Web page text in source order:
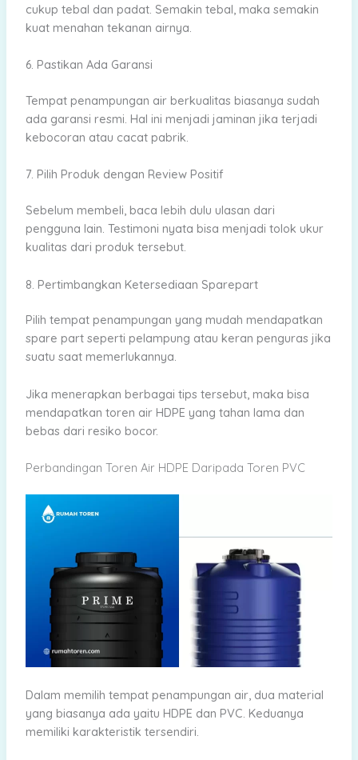
cukup tebal dan padat. Semakin tebal, maka semakin
kuat menahan tekanan airnya.
6. Pastikan Ada Garansi
Tempat penampungan air berkualitas biasanya sudah
ada garansi resmi. Hal ini menjadi jaminan jika terjadi
kebocoran atau cacat pabrik.
7. Pilih Produk dengan Review Positif
Sebelum membeli, baca lebih dulu ulasan dari
pengguna lain. Testimoni nyata bisa menjadi tolok ukur
kualitas dari produk tersebut.
8. Pertimbangkan Ketersediaan Sparepart
Pilih tempat penampungan yang mudah mendapatkan
spare part seperti pelampung atau keran penguras jika
suatu saat memerlukannya.
Jika menerapkan berbagai tips tersebut, maka bisa
mendapatkan toren air HDPE yang tahan lama dan
bebas dari resiko bocor.
Perbandingan Toren Air HDPE Daripada Toren PVC
Dalam memilih tempat penampungan air, dua material
yang biasanya ada yaitu HDPE dan PVC. Keduanya
memiliki karakteristik tersendiri.